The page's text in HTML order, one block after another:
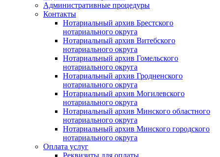
Административные процедуры
Контакты
Нотариальный архив Брестского
нотариального округа
Нотариальный архив Витебского
нотариального округа
Нотариальный архив Гомельского
нотариального округа
Нотариальный архив Гродненского
нотариального округа
Нотариальный архив Могилевского
нотариального округа
Нотариальный архив Минского областного
нотариального округа
Нотариальный архив Минского городского
нотариального округа
Оплата услуг
Реквизиты для оплаты